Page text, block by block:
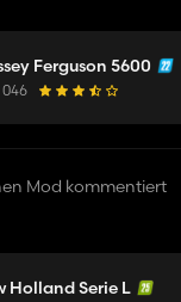
Ferguson 5600
046
Mod kommentiert
Holland Serie L